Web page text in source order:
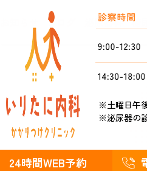
※土曜日午
※泌尿器の
24時間WEB予約
ブログ 泌尿器科 糖